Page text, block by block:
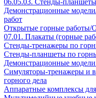
06.05.03. Стенды-
Демонстрационные
работ
Открытые горные работы/
07.01. Плакаты (горные
Стенды-тренажеры по
Стенды-планшеты по
Демонстрационные
Симуляторы-тренажеры и
горного дела
Аппаратные комплексы